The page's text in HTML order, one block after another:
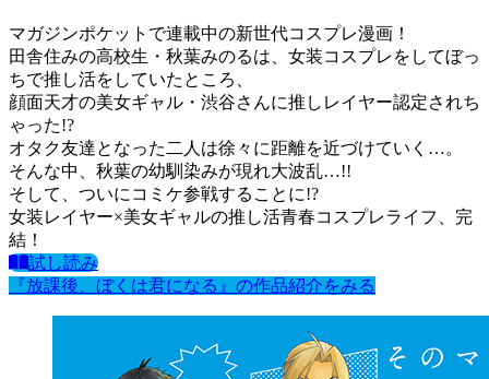
マガジンポケットで連載中の新世代コスプレ漫画！
田舎住みの高校生・秋葉みのるは、女装コスプレをしてぼっ
ちで推し活をしていたところ、
顔面天才の美女ギャル・渋谷さんに推しレイヤー認定されち
ゃった!?
オタク友達となった二人は徐々に距離を近づけていく…。
そんな中、秋葉の幼馴染みが現れ大波乱…!!
そして、ついにコミケ参戦することに!?
女装レイヤー×美女ギャルの推し活青春コスプレライフ、完
結！
試し読み
『放課後、ぼくは君になる』の作品紹介をみる